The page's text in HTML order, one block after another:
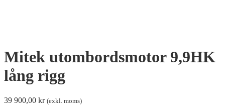
Mitek utombordsmotor 9,9HK
lång rigg
39 900,00 kr (exkl. moms)